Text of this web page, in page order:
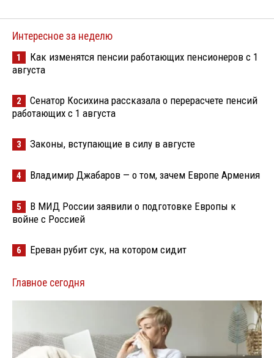
Интересное за неделю
1
Как изменятся пенсии работающих пенсионеров с 1
августа
2
Сенатор Косихина рассказала о перерасчете пенсий
работающих с 1 августа
3 Законы, вступающие в силу в августе
4 Владимир Джабаров — о том, зачем Европе Армения
5
В МИД России заявили о подготовке Европы к
войне с Россией
6 Ереван рубит сук, на котором сидит
Главное сегодня